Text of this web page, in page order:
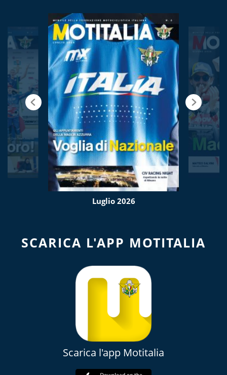
Luglio 2026
SCARICA L'APP MOTITALIA
Scarica l'app Motitalia